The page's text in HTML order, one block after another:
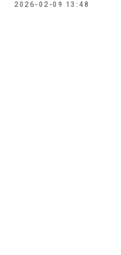
2026-02-09 13:48